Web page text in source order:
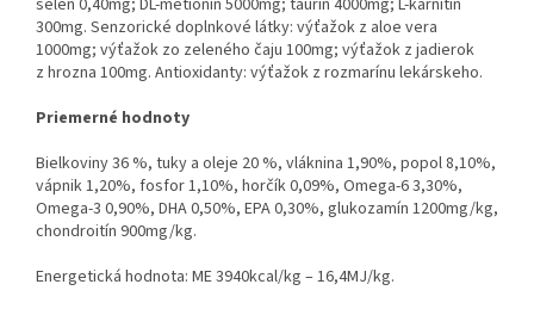
selén 0,40mg; DL-metionín 5000mg; taurín 4000mg; L-karnitín
300mg. Senzorické doplnkové látky: výťažok z aloe vera
1000mg; výťažok zo zeleného čaju 100mg; výťažok z jadierok
z hrozna 100mg. Antioxidanty: výťažok z rozmarínu lekárskeho.
Priemerné hodnoty
Bielkoviny 36 %, tuky a oleje 20 %, vláknina 1,90%, popol 8,10%,
vápnik1,20%, fosfor 1,10%, horčík 0,09%, Omega-6 3,30%,
Omega-3 0,90%, DHA 0,50%, EPA 0,30%, glukozamín 1200mg/kg,
chondroitín 900mg/kg.
Energetická hodnota: ME 3940kcal/kg – 16,4MJ/kg.